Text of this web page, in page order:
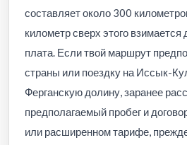
составляет около 300
километр сверх этого взимается
плата. Если твой маршрут
страны или поездку на Иссык-
Ферганскую долину, заранее
предполагаемый пробег и
или расширенном тарифе,